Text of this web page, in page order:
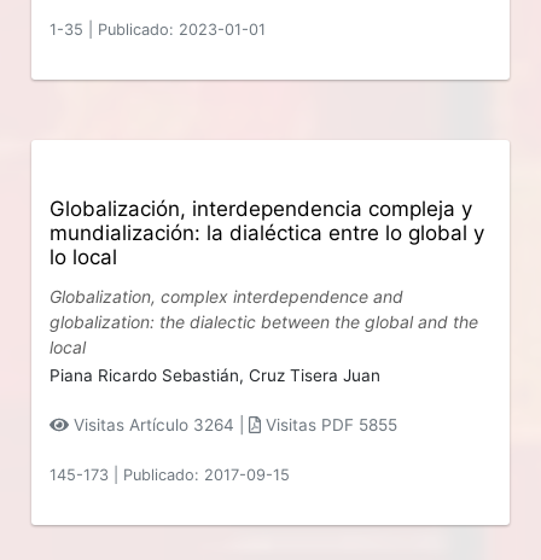
1-35 Publicado: 2023-01-01
Globalización, interdependencia compleja y
mundialización: la dialéctica entre lo global y
lo local
Globalization, complex interdependence and
globalization: the dialectic between the global and the
local
Piana Ricardo Sebastián,Cruz Tisera Juan
Visitas Artículo 3264 | Visitas PDF 5855
145-173 Publicado: 2017-09-15